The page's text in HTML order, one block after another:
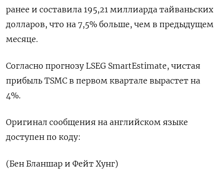
ранее и составила 195,21 миллиарда тайваньских
долларов, что на 7,5% больше, чем в предыдущем
месяце.
Согласно прогнозу LSEG SmartEstimate, чистая
прибыль TSMC в первом квартале вырастет на
4%.
Оригинал сообщения на английском языке
доступен по коду:
(Бен Бланшар и Фейт Хунг)